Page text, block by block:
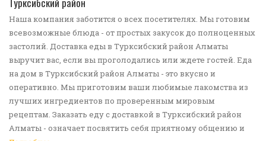
Наша компания заботится о всех посетителях. Мы готовим
всевозможные блюда - от простых закусок до полноценных
застолий. Доставка еды в Турксибский район Алматы
выручит вас, если вы проголодались или ждете гостей. Еда
на дом в Турксибский район Алматы - это вкусно и
оперативно. Мы приготовим ваши любимые лакомства из
лучших ингредиентов по проверенным мировым
рецептам. Заказать еду с доставкой в Турксибский район
Алматы - означает посвятить себя приятному общению и